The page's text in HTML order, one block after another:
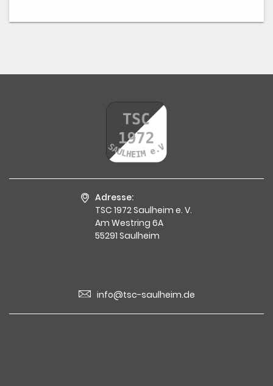
Adresse:
TSC 1972 Saulheim e. V.
Am Westring 6A
55291 Saulheim
info@tsc-saulheim.de